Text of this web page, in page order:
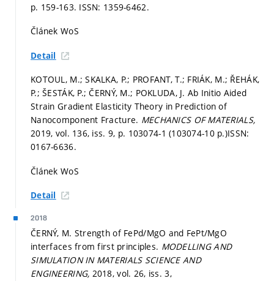
p. 159-163. ISSN: 1359-6462.
Článek WoS
Detail
KOTOUL, M.; SKALKA, P.; PROFANT, T.; FRIÁK, M.; ŘEHÁK,
P.; ŠESTÁK, P.; ČERNÝ, M.; POKLUDA, J. Ab Initio Aided
Strain Gradient Elasticity Theory in Prediction of
Nanocomponent Fracture. MECHANICS OF MATERIALS,
2019, vol. 136, iss. 9, p. 103074-1 (103074-10 p.)ISSN:
0167-6636.
Článek WoS
Detail
2018
ČERNÝ, M. Strength of FePd/MgO and FePt/MgO
interfaces from first principles. MODELLING AND
SIMULATION IN MATERIALS SCIENCE AND
ENGINEERING, 2018, vol. 26, iss. 3,